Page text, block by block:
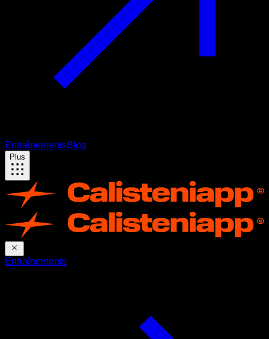
EntraînementsBlog
Plus
Entraînements